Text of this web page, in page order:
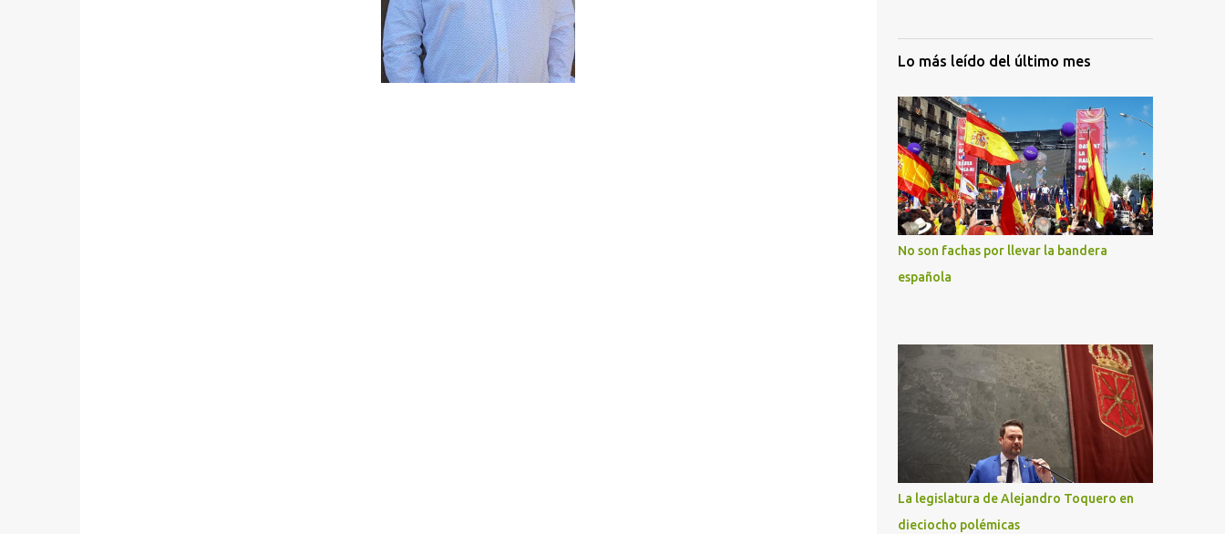
Lo más leído del último mes
No son fachas por llevar la bandera
española
La legislatura de Alejandro Toquero en
dieciocho polémicas